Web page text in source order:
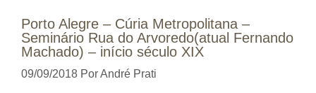
Porto Alegre – Cúria Metropolitana –
Seminário Rua do Arvoredo(atual Fernando
Machado) – início século XIX
09/09/2018 PorAndré Prati